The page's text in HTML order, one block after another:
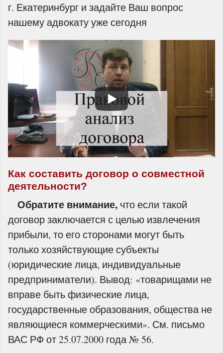
г. Екатеринбург и задайте Ваш вопрос
нашему адвокату уже сегодня
Как составить договор о совместной
деятельности?
Обратите внимание, что если такой
договор заключается с целью извлечения
прибыли, то его сторонами могут быть
только хозяйствующие субъекты
(юридические лица, индивидуальные
предприниматели). Вывод: «товарищами не
вправе быть физические лица,
государственные образования, общества не
являющиеся коммерческими». См. письмо
ВАС РФ от 25.07.2000 года № 56.